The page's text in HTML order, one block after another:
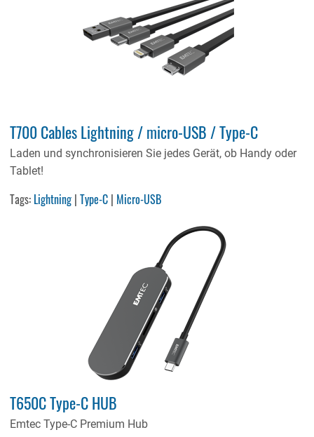
T700 Cables Lightning / micro-USB / Type-C
Laden und synchronisieren Sie jedes Gerät, ob Handy oder
Tablet!
Tags: Lightning |Type-C | Micro-USB
T650C Type-C HUB
Emtec Type-C Premium Hub